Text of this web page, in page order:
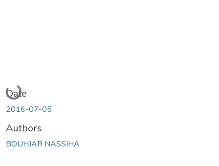
Loading...
Date
2016-07-05
Authors
BOUHJAR NASSIHA